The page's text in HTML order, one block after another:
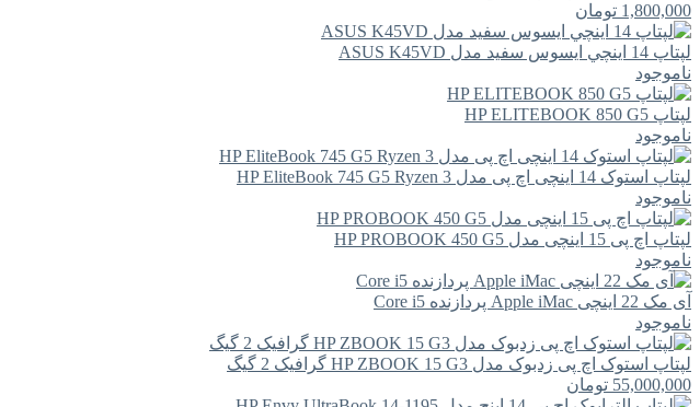
1,800,000 تومان
لپتاپ 14 اينچي ايسوس سفید مدل ASUS K45VD
ناموجود
لپتاپ HP ELITEBOOK 850 G5
ناموجود
لپتاپ استوک 14 اینچی اچ پی مدل HP EliteBook 745 G5 Ryzen 3
ناموجود
لپتاپ اچ پی 15 اینچی مدل HP PROBOOK 450 G5
ناموجود
آی مک 22 اینچی Apple iMac پردازنده Core i5
ناموجود
لپتاپ استوک اچ پی زدبوک مدل HP ZBOOK 15 G3 گرافیک 2 گیگ
55,000,000 تومان